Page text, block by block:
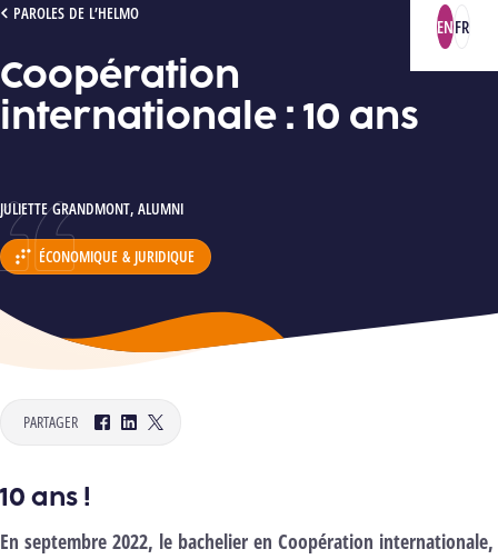
ENFR
PAROLES DE L’HELMO
COOPÉRATION INTERNATIONALE : 10 ANS
Coopération
internationale : 10 ans
AUTEUR :
JULIETTE GRANDMONT, ALUMNI
DÉPARTEMENT :
ÉCONOMIQUE & JURIDIQUE
PARTAGER
Facebook
LinkedInTwitter
10 ans !
En septembre 2022, le bachelier en Coopération internationale,